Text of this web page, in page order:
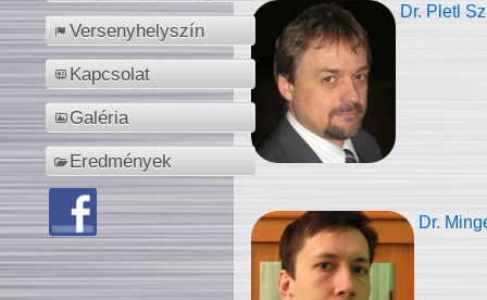
Versenyhelyszín
Kapcsolat
Galéria
Eredmények
Dr. Pletl
Dr.